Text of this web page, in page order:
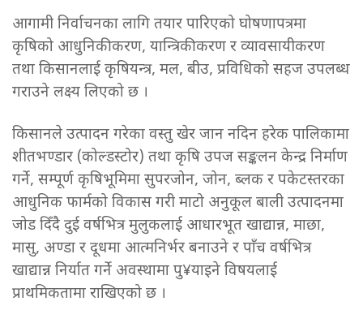
आगामी निर्वाचनका लागि तयार पारिएको घोषणापत्रमा
कृषिको आधुनिकीकरण, यान्त्रिकीकरण र व्यावसायीकरण
तथा किसानलाई कृषियन्त्र, मल, बीउ, प्रविधिको सहज उपलब्ध
गराउने लक्ष्य लिएको छ ।
किसानले उत्पादन गरेका वस्तु खेर जान नदिन हरेक पालिकामा
शीतभण्डार (कोल्डस्टोर) तथा कृषि उपज सङ्कलन केन्द्र निर्माण
गर्ने, सम्पूर्ण कृषिभूमिमा सुपरजोन, जोन, ब्लक र पकेटस्तरका
आधुनिक फार्मको विकास गरी माटो अनुकूल बाली उत्पादनमा
जोड दिँदै दुई वर्षभित्र मुलुकलाई आधारभूत खाद्यान्न, माछा,
मासु, अण्डा र दूधमा आत्मनिर्भर बनाउने र पाँच वर्षभित्र
खाद्यान्न निर्यात गर्ने अवस्थामा पु¥याइने विषयलाई
प्राथमिकतामा राखिएको छ ।